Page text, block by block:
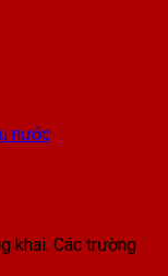
nước
khai. Các trường